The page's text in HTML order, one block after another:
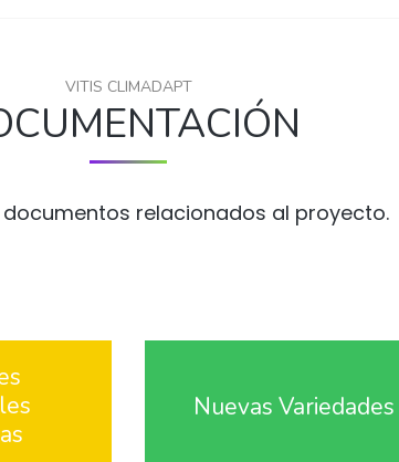
VITIS CLIMADAPT
relacionados al proyecto.
Nuevas Variedades